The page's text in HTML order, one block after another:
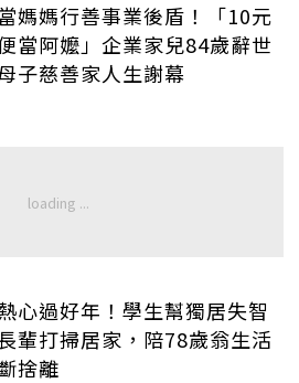
媽媽行善事業後盾！「10元
當阿嬤」企業家兒84歲辭世
子慈善家人生謝幕
心過好年！學生幫獨居失智
輩打掃居家，陪78歲翁生活
捨離